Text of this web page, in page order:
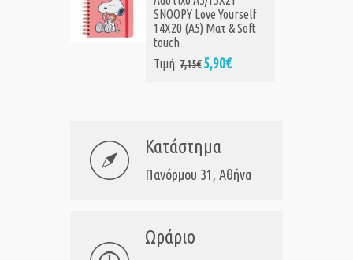
SNOOPY Love Yourself
14X20 (Α5) Ματ & Soft
touch
Τιμή:7,15€ 5,90€
Κατάστημα
Πανόρμου 31, Αθήνα
Ωράριο